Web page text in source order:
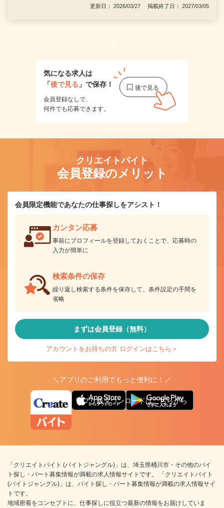
更新日： 2026/03/27 掲載終了日： 2027/03/05
1
気になる求人は
「後で見る 」で保存！
会員登録なしで、
何件でも応募できます。
クリエイトバイト
会員登録のメリット
会員限定機能であなたの仕事探しをアシスト！
カンタン応募
事前にプロフィールを登録しておくことで、応募時の
入力が簡単に
検索条件の保存
繰り返し検索する条件を保存して、条件設定の手間を
省略
まずは会員登録（無料）
アカウントをお持ちの方 ログインはこちら＞
＼アプリのご利用でもっと便利に！／
アプリ版ダウンロードはこちらから
「クリエイトバイト (バイトジャングル)」は、埼玉県桶川市・その他のバイ
ト探し・パート募集情報が満載の求人情報サイトです。 「クリエイトバイト
(バイトジャングル)」は、バイト探し・パート募集情報が満載の求人情報サイ
トです。
地域密着をコンセプトに、仕事探しに役立つ最新の情報をお届けしていま